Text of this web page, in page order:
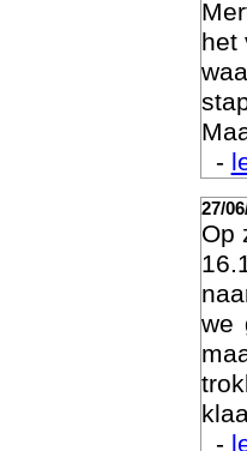
het
-
27/
Op
we
-